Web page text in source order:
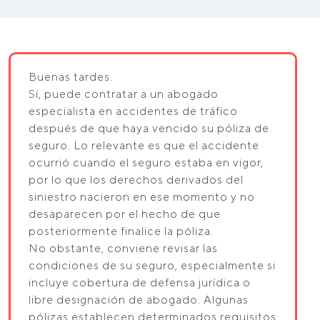
Buenas tardes.
Sí, puede contratar a un abogado
especialista en accidentes de tráfico
después de que haya vencido su póliza de
seguro. Lo relevante es que el accidente
ocurrió cuando el seguro estaba en vigor,
por lo que los derechos derivados del
siniestro nacieron en ese momento y no
desaparecen por el hecho de que
posteriormente finalice la póliza.
No obstante, conviene revisar las
condiciones de su seguro, especialmente si
incluye cobertura de defensa jurídica o
libre designación de abogado. Algunas
pólizas establecen determinados requisitos